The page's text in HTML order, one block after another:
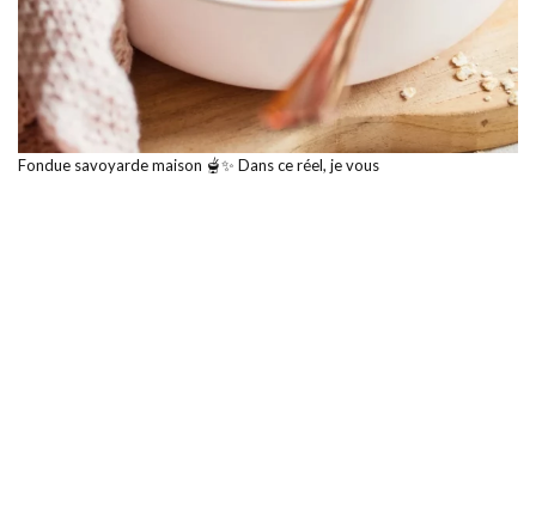
Fondue savoyarde maison 🫕✨ Dans ce réel, je vous